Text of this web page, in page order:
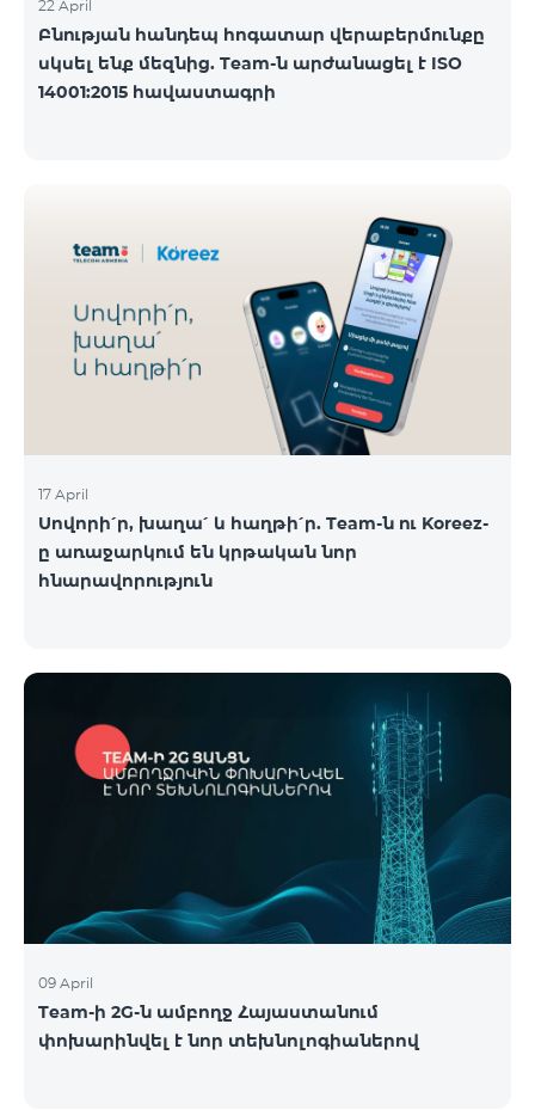
22 April
Բնության հանդեպ հոգատար վերաբերմունքը
սկսել ենք մեզնից. Team-ն արժանացել է ISO
14001:2015 հավաստագրի
17 April
Սովորի՛ր, խաղա՛ և հաղթի՛ր. Team-ն ու Koreez-
ը առաջարկում են կրթական նոր
հնարավորություն
09 April
Team-ի 2G-ն ամբողջ Հայաստանում
փոխարինվել է նոր տեխնոլոգիաներով